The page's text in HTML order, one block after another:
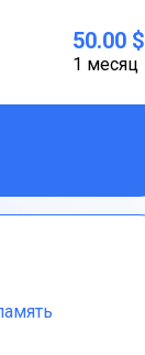
50.00 $
1 месяц